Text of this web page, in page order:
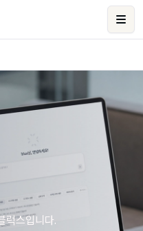
럭스입니다.